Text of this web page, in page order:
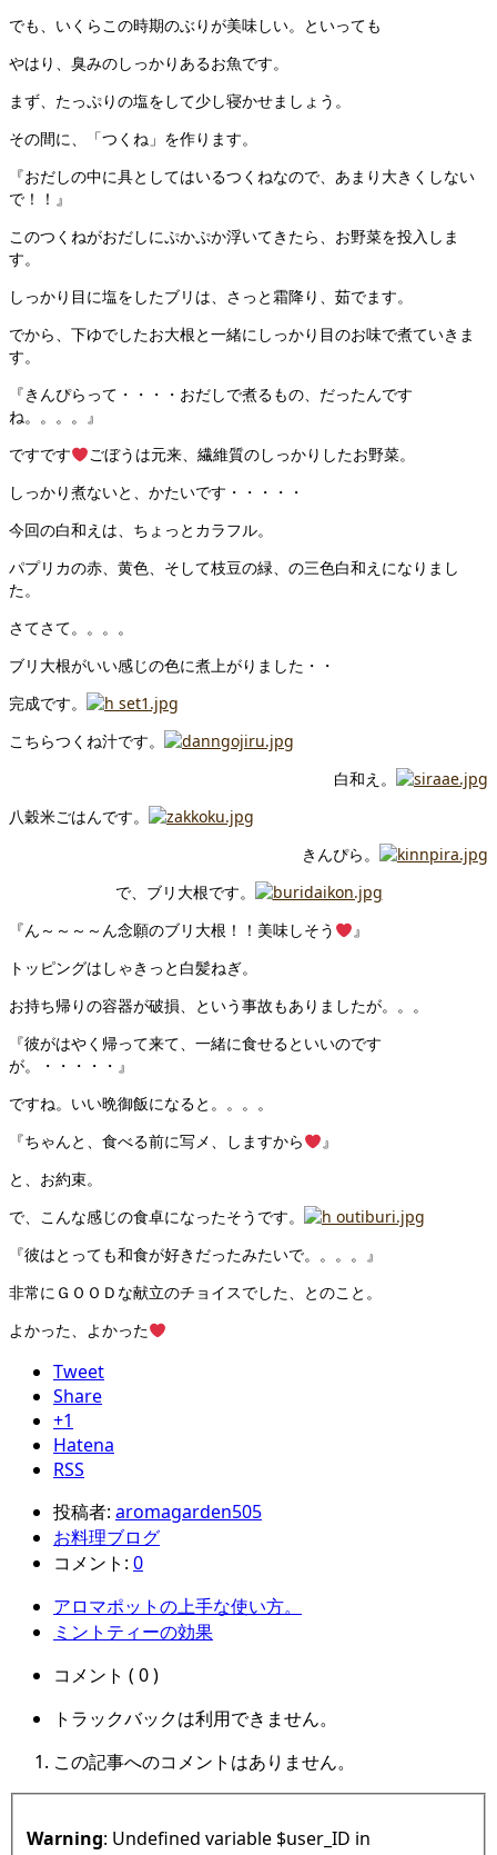
でも、いくらこの時期のぶりが美味しい。といっても
やはり、臭みのしっかりあるお魚です。
まず、たっぷりの塩をして少し寝かせましょう。
その間に、「つくね」を作ります。
『おだしの中に具としてはいるつくねなので、あまり大きくしない
で！！』
このつくねがおだしにぷかぷか浮いてきたら、お野菜を投入しま
す。
しっかり目に塩をしたブリは、さっと霜降り、茹でます。
でから、下ゆでしたお大根と一緒にしっかり目のお味で煮ていきま
す。
『きんぴらって・・・・おだしで煮るもの、だったんです
ね。。。。』
ですです
ごぼうは元来、繊維質のしっかりしたお野菜。
しっかり煮ないと、かたいです・・・・・
今回の白和えは、ちょっとカラフル。
パプリカの赤、黄色、そして枝豆の緑、の三色白和えになりまし
た。
さてさて。。。。
ブリ大根がいい感じの色に煮上がりました・・
完成です。
こちらつくね汁です。
白和え。
八穀米ごはんです。
きんぴら。
で、ブリ大根です。
『ん～～～～ん念願のブリ大根！！美味しそう
』
トッピングはしゃきっと白髪ねぎ。
お持ち帰りの容器が破損、という事故もありましたが。。。
『彼がはやく帰って来て、一緒に食せるといいのです
が。・・・・・』
ですね。いい晩御飯になると。。。。
『ちゃんと、食べる前に写メ、しますから
』
と、お約束。
で、こんな感じの食卓になったそうです。
『彼はとっても和食が好きだったみたいで。。。。』
非常にＧＯＯＤな献立のチョイスでした、とのこと。
よかった、よかった
Tweet
Share
+1
Hatena
RSS
投稿者: aromagarden505
お料理ブログ
コメント: 0
アロマポットの上手な使い方。
ミントティーの効果
コメント ( 0 )
トラックバックは利用できません。
この記事へのコメントはありません。
Warning : Undefined variable $user_ID in